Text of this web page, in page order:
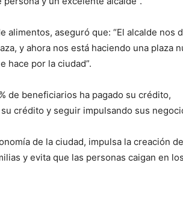
aseguró que: “El alcalde nos
y ahora nos está haciendo una plaza
hace por la ciudad”.
de beneficiarios ha pagado su crédito,
crédito y seguir impulsando sus
de la ciudad, impulsa la creación de
y evita que las personas caigan en